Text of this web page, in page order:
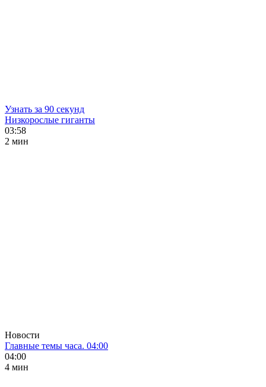
Узнать за 90 секунд
Низкорослые гиганты
03:58
2 мин
Новости
Главные темы часа. 04:00
04:00
4 мин